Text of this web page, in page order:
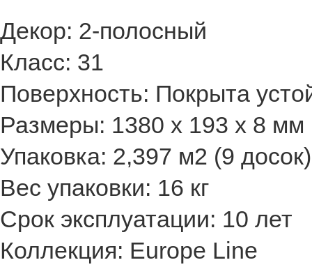
Декор: 2-полосный
Класс: 31
Поверхность: Покрыта
Размеры: 1380 х 193 х 8 мм
Упаковка: 2,397 м2 (9 досок)
Вес упаковки: 16 кг
Срок эксплуатации: 10 лет
Коллекция: Europe Line